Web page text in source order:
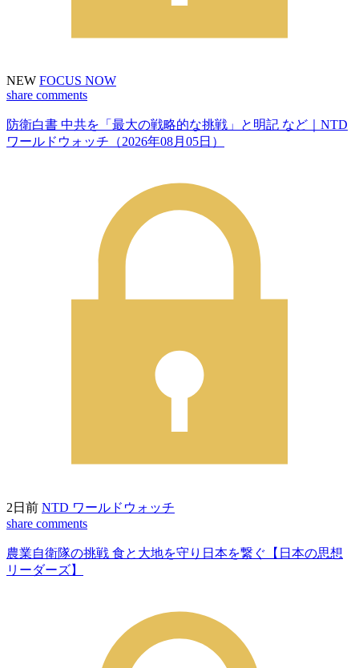
NEW FOCUS NOW
share comments
防衛白書 中共を「最大の戦略的な挑戦」と明記 など｜NTD
ワールドウォッチ（2026年08月05日）
2日前 NTD ワールドウォッチ
share comments
農業自衛隊の挑戦 食と大地を守り日本を繋ぐ【日本の思想
リーダーズ】